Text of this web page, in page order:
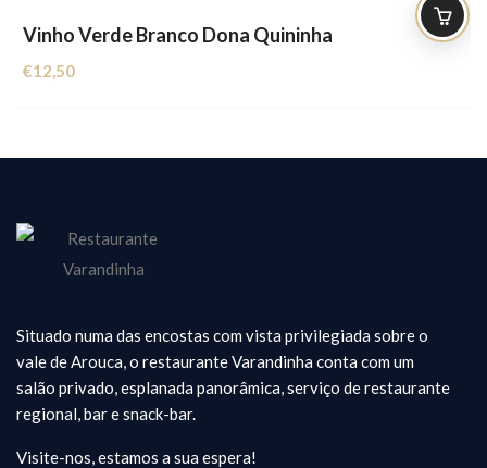
Vinho Verde Branco Dona Quininha
€12,50
Situado numa das encostas com vista privilegiada sobre o
vale de Arouca, o restaurante Varandinha conta com um
salão privado, esplanada panorâmica, serviço de restaurante
regional, bar e snack-bar.
Visite-nos, estamos a sua espera!